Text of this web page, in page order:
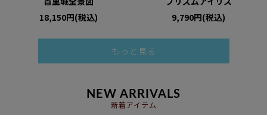
18,150円(税込)
9,790円(税込)
もっと見る
NEW ARRIVALS
新着アイテム